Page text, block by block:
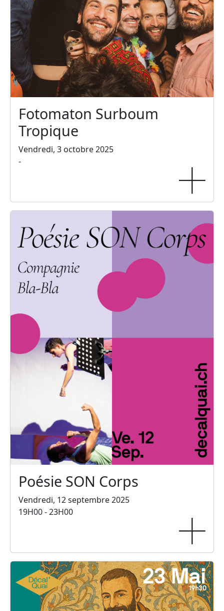
Fotomaton Surboum
Tropique
Vendredi, 3 octobre 2025
-
Poésie SON Corps
Vendredi, 12 septembre 2025
19H00 - 23H00